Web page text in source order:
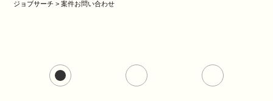
ジョブサーチ >案件お問い合わせ